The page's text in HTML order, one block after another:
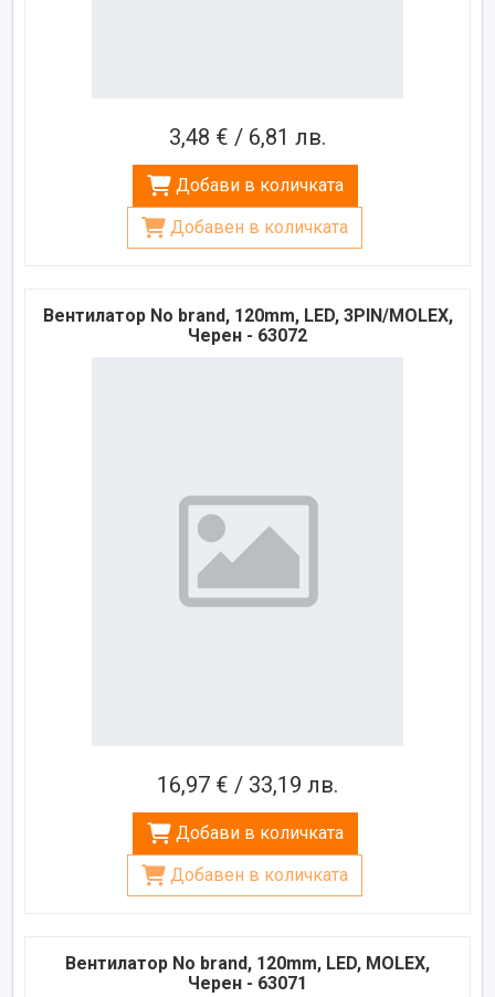
3,48 € / 6,81 лв.
Добави в количката
Добавен в количката
Вентилатор No brand, 120mm, LED, 3PIN/MOLEX,
Черен - 63072
16,97 € / 33,19 лв.
Добави в количката
Добавен в количката
Вентилатор No brand, 120mm, LED, MOLEX,
Черен - 63071